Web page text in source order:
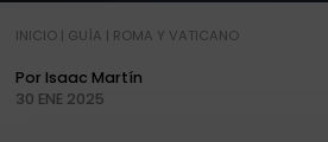
INICIO| GUÍA | ROMA Y VATICANO
Por Isaac Martín
30 ENE 2025